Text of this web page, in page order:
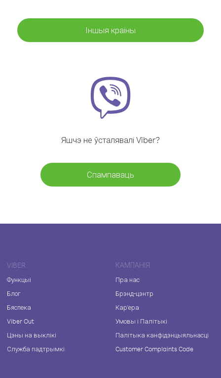
Іншыя краіны
Яшчэ не ўсталявалі Viber?
Спампаваць
VIBER
Функцыі
Блог
Бяспека
Viber Out
Цэны на выклікі
Служба падтрымкі
КАМПАНІЯ
Пра нас
Брэнд-цэнтр
Кар'ера
Умовы і Палітыкі
Палітыка канфідэнцыяльнасці
Customer Complaints Code